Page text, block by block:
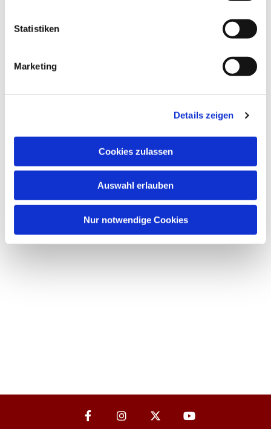
Statistiken
Marketing
Details zeigen
Cookies zulassen
Auswahl erlauben
Nur notwendige Cookies